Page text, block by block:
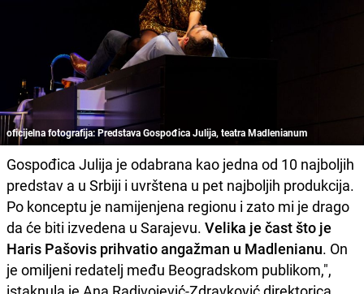
oficijelna fotografija: Predstava Gospođica Julija, teatra Madlenianum
Gospođica Julija je odabrana kao jedna od 10 najboljih
predstav a u Srbiji i uvrštena u pet najboljih produkcija.
Po konceptu je namijenjena regionu i zato mi je drago
da će biti izvedena u Sarajevu. Velika je čast što je
Haris Pašovis prihvatio angažman u Madlenianu. On
je omiljeni redatelj među Beogradskom publikom,",